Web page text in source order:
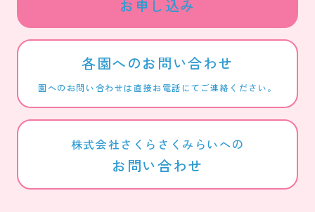
お申し込み
各園へのお問い合わせ
園へのお問い合わせは直接お電話にてご連絡ください。
株式会社さくらさくみらいへの
お問い合わせ